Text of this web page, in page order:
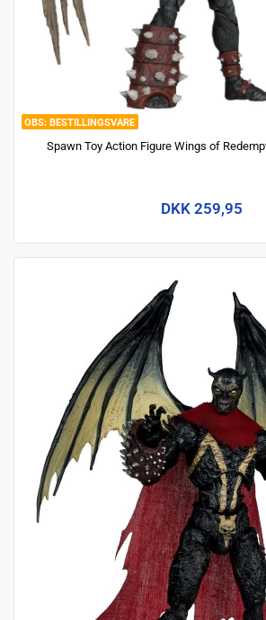
BESTILLINGSVARE
Spawn Toy Action Figure Wings of
DKK 259,95